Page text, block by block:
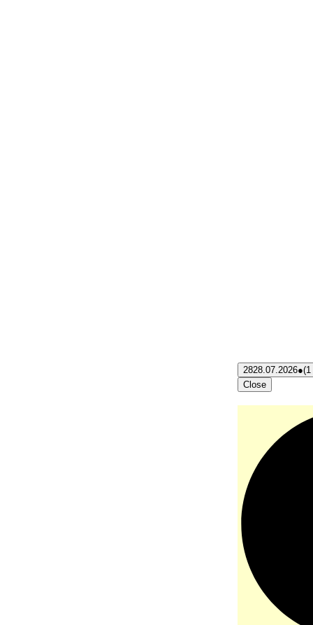
2828.07.2026●(1
Close